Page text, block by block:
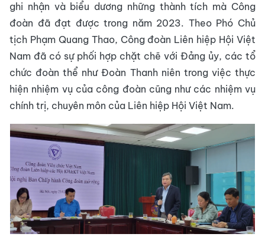
ghi nhận và biểu dương những thành tích mà Công
đoàn đã đạt được trong năm 2023. Theo Phó Chủ
tịch Phạm Quang Thao, Công đoàn Liên hiệp Hội Việt
Nam đã có sự phối hợp chặt chẽ với Đảng ủy, các tổ
chức đoàn thể như Đoàn Thanh niên trong việc thực
hiện nhiệm vụ của công đoàn cũng như các nhiệm vụ
chính trị, chuyên môn của Liên hiệp Hội Việt Nam.